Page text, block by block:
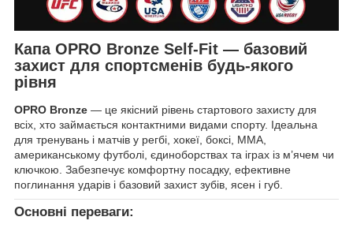
Капа OPRO Bronze Self-Fit — базовий
захист для спортсменів будь-якого
рівня
OPRO Bronze — це якісний рівень стартового захисту для
всіх, хто займається контактними видами спорту. Ідеальна
для тренувань і матчів у регбі, хокеї, боксі, MMA,
американському футболі, єдиноборствах та іграх із м’ячем чи
ключкою. Забезпечує комфортну посадку, ефективне
поглинання ударів і базовий захист зубів, ясен і губ.
Основні переваги: